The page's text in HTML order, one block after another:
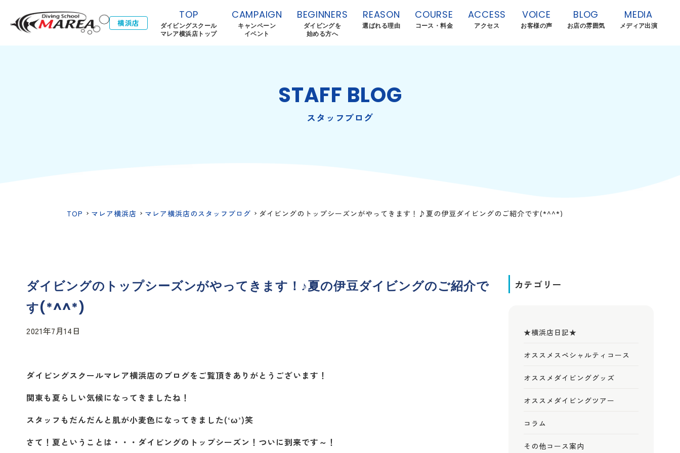
横浜店
TOP
ダイビングスクール
マレア横浜店トップ
CAMPAIGN
キャンペーン
イベント
BEGINNERS
ダイビングを
始める方へ
REASON
選ばれる理由
COURSE
コース・料金
ACCESS
アクセス
VOICE
お客様の声
BLOG
お店の雰囲気
MEDIA
メディア出演
STAFF BLOG
スタッフブログ
TOP マレア横浜店 マレア横浜店のスタッフブログ ダイビングのトップシーズンがやってきます！♪夏の伊豆ダイビングのご紹介です(*^^*)
ダイビングのトップシーズンがやってきます！♪夏の伊豆ダイビングのご紹介で
す(*^^*)
2021年7月14日
ダイビングスクールマレア横浜店のブログをご覧頂きありがとうございます！
関東も夏らしい気候になってきましたね！
スタッフもだんだんと肌が小麦色になってきました(‘ω’)笑
さて！夏ということは・・・ダイビングのトップシーズン！ついに到来です～！
カテゴリー
★横浜店日記★
オススメスペシャルティコース
オススメダイビンググッズ
オススメダイビングツアー
コラム
その他コース案内